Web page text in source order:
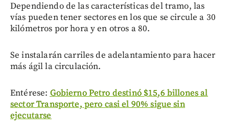
Dependiendo de las características del tramo, las
vías pueden tener sectores en los que se circule a 30
kilómetros por hora y en otros a 80.
Se instalarán carriles de adelantamiento para hacer
más ágil la circulación.
Entérese: Gobierno Petro destinó $15,6 billones al
sector Transporte, pero casi el 90% sigue sin
ejecutarse